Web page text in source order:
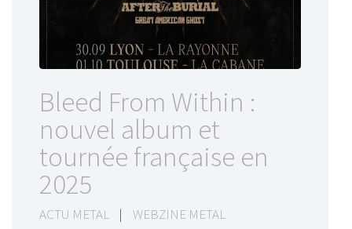
Bleed From Within :
nouvel album et
tournée française en
2025
ACTU METAL | WEBZINE METAL